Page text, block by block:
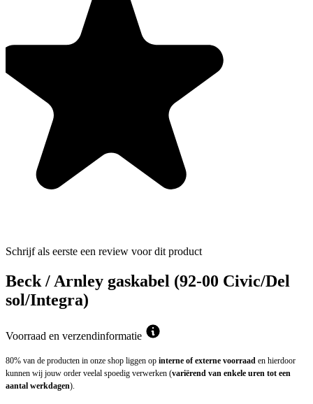
Schrijf als eerste een review voor dit product
Beck / Arnley gaskabel (92-00 Civic/Del
sol/Integra)
Voorraad en verzendinformatie
80% van de producten in onze shop liggen op interne of externe voorraad en hierdoor
kunnen wij jouw order veelal spoedig verwerken (variërend van enkele uren tot een
aantal werkdagen).